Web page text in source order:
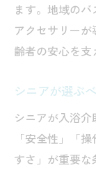
ます。地域の
アクセサリー
齢者の安心を支
シニアが選ぶ
シニアが入浴介
「安全性」「
すさ」が重要な